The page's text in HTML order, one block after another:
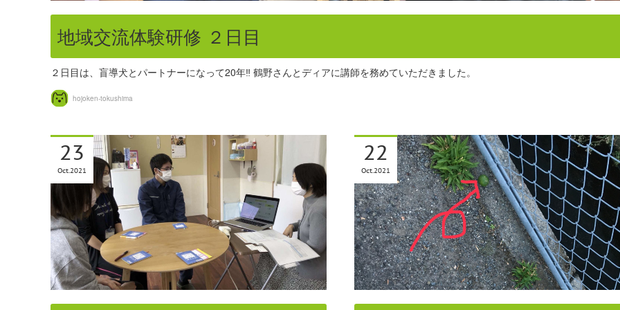
地域交流体験研修 ２日目
２日目は、盲導犬とパートナーになって20年‼︎ 鶴野さんとディアに講師を務めていただきました。
hojoken-tokushima
23
Oct2021
22
Oct2021